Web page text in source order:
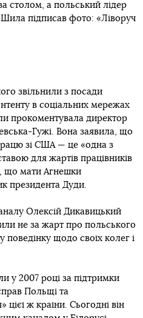
столом, а польський лідер
підписав фото: «Ліворуч
звільнили з посади
в соціальних мережах
прокоментувала директор
Гужі. Вона заявила, що
зі США — це «одна з
для жартів працівників
що мати Агнешки
президента Дуди.
Олексій Дикавицький
не за жарт про польського
поведінку щодо своїх колег і
у 2007 році за підтримки
Польщі та
цієї ж країни. Сьогодні він